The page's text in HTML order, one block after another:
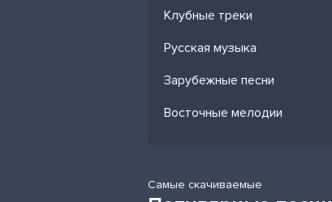
Клубные треки
Русская музыка
Зарубежные песни
Восточные мелодии
Самые скачиваемые